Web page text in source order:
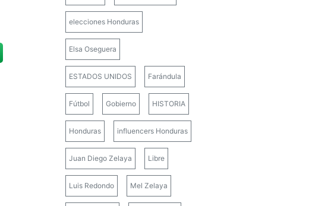
elecciones Honduras
Elsa Oseguera
ESTADOS UNIDOS Farándula
Fútbol Gobierno HISTORIA
Honduras influencers Honduras
Juan Diego Zelaya Libre
Luis Redondo Mel Zelaya